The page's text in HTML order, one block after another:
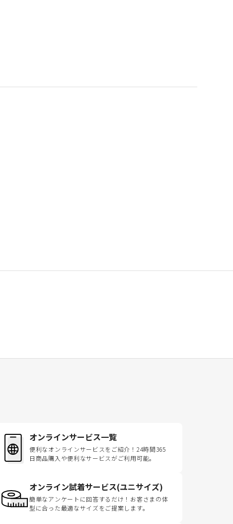
オンラインサービス一覧
便利なオンラインサービスをご紹介！24時間365
日商品購入や便利なサービスがご利用可能。
オンライン試着サービス(ユニサイズ)
簡単なアンケートに回答するだけ！お客さまの体
型に合った最適なサイズをご提案します。